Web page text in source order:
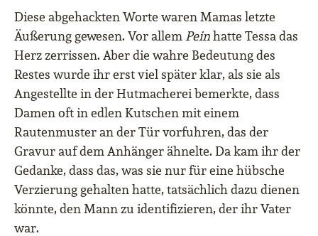
Diese abgehackten Worte waren Mamas letzte
Äußerung gewesen. Vor allem Peinhatte Tessa das
Herz zerrissen. Aber die wahre Bedeutung des
Restes wurde ihr erst viel später klar, als sie als
Angestellte in der Hutmacherei bemerkte, dass
Damen oft in edlen Kutschen mit einem
Rautenmuster an der Tür vorfuhren, das der
Gravur auf dem Anhänger ähnelte. Da kam ihr der
Gedanke, dass das, was sie nur für eine hübsche
Verzierung gehalten hatte, tatsächlich dazu dienen
könnte, den Mann zu identifizieren, der ihr Vater
war.